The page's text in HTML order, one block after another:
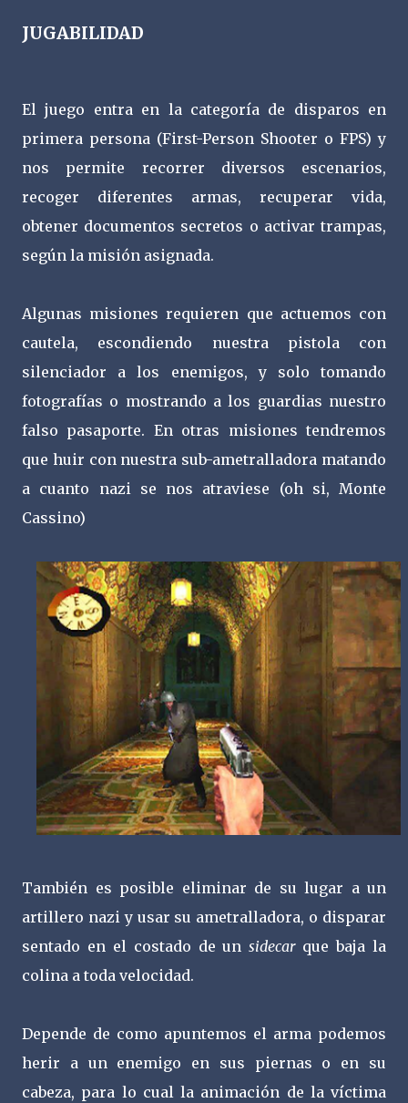
JUGABILIDAD
El juego entra en la categoría de disparos en
primera persona (First-Person Shooter o FPS) y
nos permite recorrer diversos escenarios,
recoger diferentes armas, recuperar vida,
obtener documentos secretos o activar trampas,
según la misión asignada.
Algunas misiones requieren que actuemos con
cautela, escondiendo nuestra pistola con
silenciador a los enemigos, y solo tomando
fotografías o mostrando a los guardias nuestro
falso pasaporte. En otras misiones tendremos
que huir con nuestra sub-ametralladora matando
a cuanto nazi se nos atraviese (oh si, Monte
Cassino)
También es posible eliminar de su lugar a un
artillero nazi y usar su ametralladora, o disparar
sentado en el costado de unsidecarque baja la
colina a toda velocidad.
Depende de como apuntemos el arma podemos
herir a un enemigo en sus piernas o en su
cabeza, para lo cual la animación de la víctima